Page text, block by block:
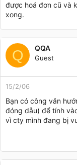
được hoá đơn cũ và
xong.
Q QQA
Guest
15/2/06
Bạn có công văn
đóng dẫu) để tính
vì cty mình đang bị